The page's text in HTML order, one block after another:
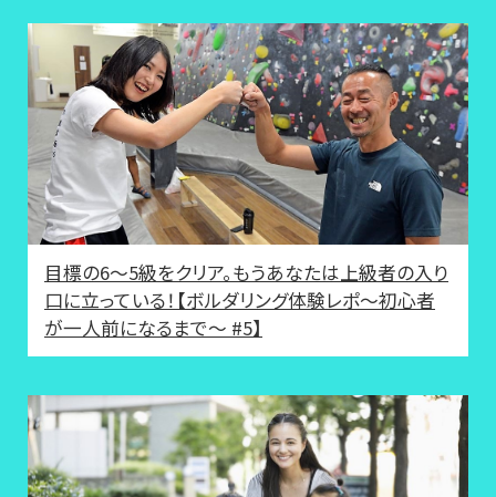
目標の6～5級をクリア。もうあなたは上級者の入り
口に立っている！【ボルダリング体験レポ〜初心者
が一人前になるまで〜 #5】